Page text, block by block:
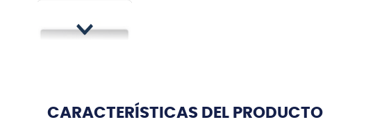
CARACTERÍSTICAS DEL PRODUCTO